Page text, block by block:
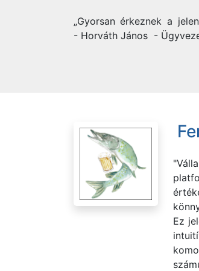
„Gyorsan érkeznek a
- Horváth János -
Ez